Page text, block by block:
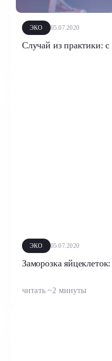
ЭКО 05.07.2020
Случай из практики:
ЭКО 05.07.2020
Заморозка
читать ~2 минуты